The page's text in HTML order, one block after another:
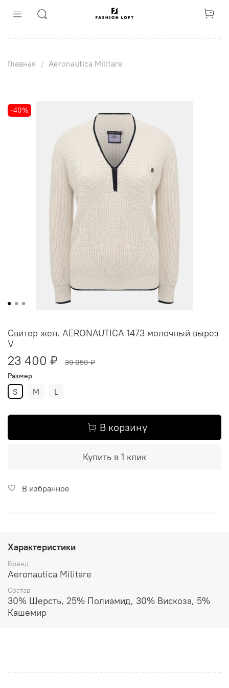
Главная Aeronautica Militare
-40%
Свитер жен. AERONAUTICA 1473 молочный вырез
V
23 400 ₽
39 050 ₽
Размер
S M L
В корзину
Купить в 1 клик
В избранное
Характеристики
Бренд
Aeronautica Militare
Состав
30% Шерсть, 25% Полиамид, 30% Вискоза, 5%
Кашемир